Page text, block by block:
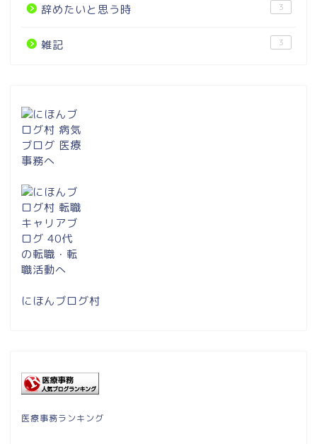
辞めたいと思う時 3
雑記 3
にほんブログ村
医療事務ランキング